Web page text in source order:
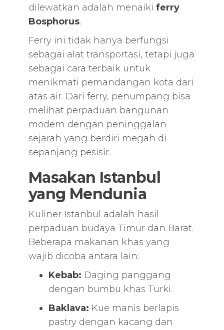
dilewatkan adalah menaiki ferry
Bosphorus.
Ferry ini tidak hanya berfungsi
sebagai alat transportasi, tetapi juga
sebagai cara terbaik untuk
menikmati pemandangan kota dari
atas air. Dari ferry, penumpang bisa
melihat perpaduan bangunan
modern dengan peninggalan
sejarah yang berdiri megah di
sepanjang pesisir.
Masakan Istanbul
yang Mendunia
Kuliner Istanbul adalah hasil
perpaduan budaya Timur dan Barat.
Beberapa makanan khas yang
wajib dicoba antara lain:
Kebab: Daging panggang
dengan bumbu khas Turki.
Baklava: Kue manis berlapis
pastry dengan kacang dan